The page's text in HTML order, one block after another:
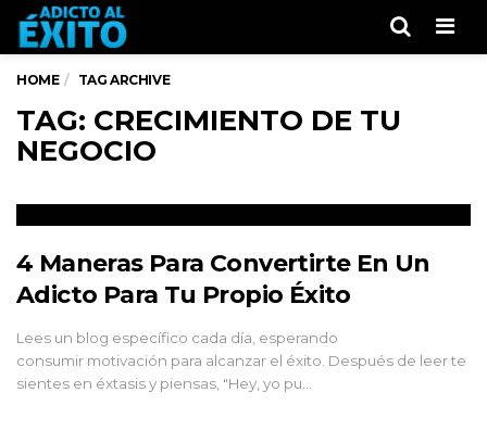
HOME TAG ARCHIVE
TAG: CRECIMIENTO DE TU
NEGOCIO
4 Maneras Para Convertirte En Un
Adicto Para Tu Propio Éxito
Lees un blog específico cada día, esperando
consumir motivación para alcanzar el éxito. Después de leer te
sientes en éxtasis y piensas, "Hey, yo pu…